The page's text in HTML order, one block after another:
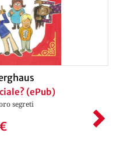
(ePub)
segreti
€